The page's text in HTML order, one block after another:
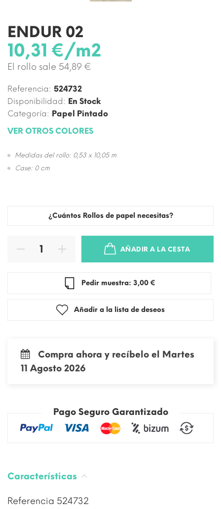
ENDUR 02
10,31 €/m2
El rollo sale 54,89 €
Referencia: 524732
Disponibilidad: En Stock
Categoría: Papel Pintado
VER OTROS COLORES
Medidas del rollo: 0,53 x 10,05 m
Case: 0 cm
¿Cuántos Rollos de papel necesitas?
AÑADIR A LA CESTA
Pedir muestra: 3,00 €
Añadir a la lista de deseos
Compra ahora y recíbelo el Martes
11 Agosto 2026
Pago Seguro Garantizado
Características
Referencia 524732